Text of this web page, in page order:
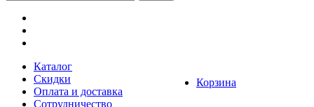
Корзина
Каталог
Скидки
Оплата и доставка
Сотрудничество